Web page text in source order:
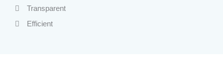
Transparent
Efficient